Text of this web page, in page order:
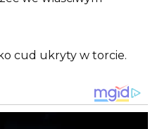
cud ukryty w torcie.